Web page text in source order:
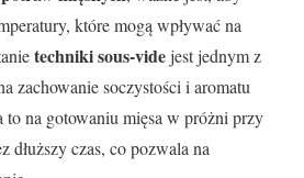
które mogą wpływać na
techniki sous-videjest jednym z
zachowanie soczystości i aromatu
to na gotowaniu mięsa w próżni przy
dłuższy czas, co pozwala na